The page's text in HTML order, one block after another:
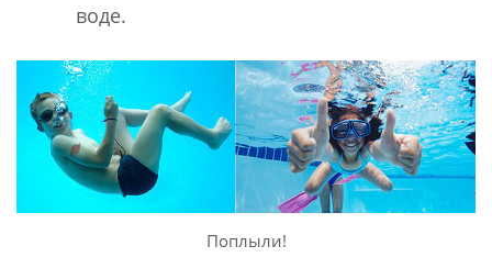
воде.
Поплыли!